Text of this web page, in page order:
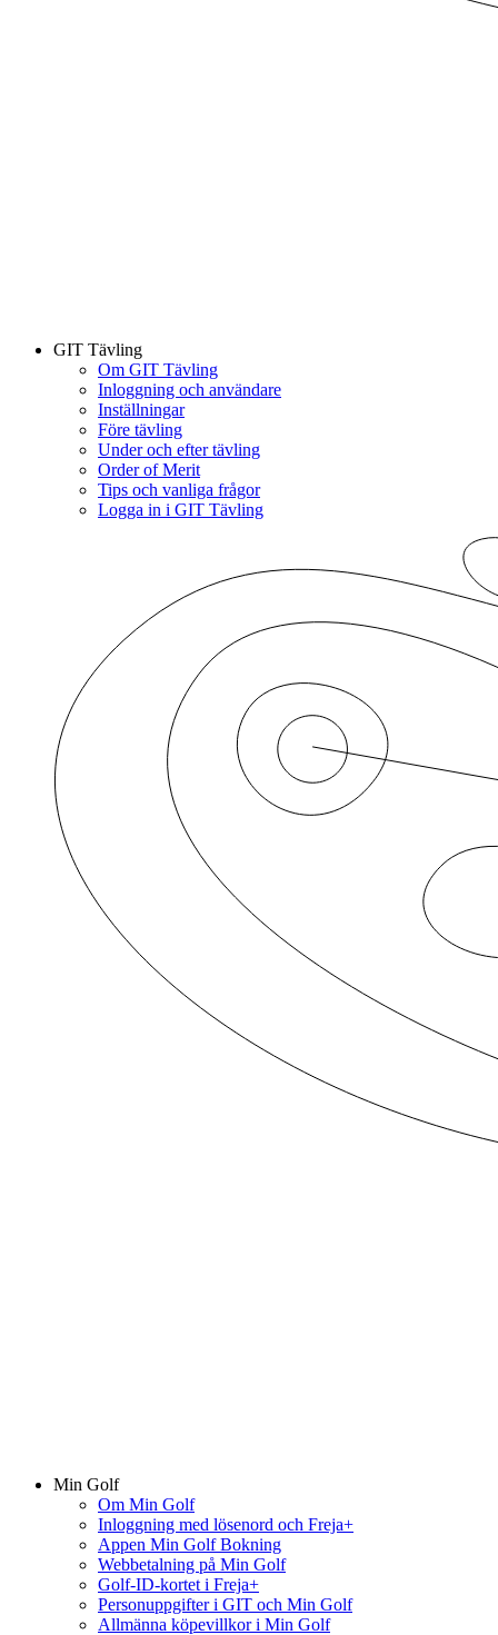
GIT Tävling
Om GIT Tävling
Inloggning och användare
Inställningar
Före tävling
Under och efter tävling
Order of Merit
Tips och vanliga frågor
Logga in i GIT Tävling
Min Golf
Om Min Golf
Inloggning med lösenord och Freja+
Appen Min Golf Bokning
Webbetalning på Min Golf
Golf-ID-kortet i Freja+
Personuppgifter i GIT och Min Golf
Allmänna köpevillkor i Min Golf